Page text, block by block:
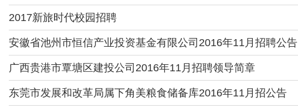
2017新旅时代校园招聘
安徽省池州市恒信产业投资基金有限公司2016年11月招聘公告
广西贵港市覃塘区建投公司2016年11月招聘领导简章
东莞市发展和改革局属下角美粮食储备库2016年11月招公告